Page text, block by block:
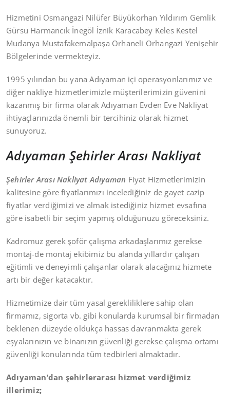
Hizmetini Osmangazi Nilüfer Büyükorhan Yıldırım Gemlik
Gürsu Harmancık İnegöl İznik Karacabey Keles Kestel
Mudanya Mustafakemalpaşa Orhaneli Orhangazi Yenişehir
Bölgelerinde vermekteyiz.
1995 yılından bu yana Adıyaman içi operasyonlarımız ve
diğer nakliye hizmetlerimizle müşterilerimizin güvenini
kazanmış bir firma olarak Adıyaman Evden Eve Nakliyat
ihtiyaçlarınızda önemli bir tercihiniz olarak hizmet
sunuyoruz.
Adıyaman Şehirler Arası Nakliyat
Şehirler Arası Nakliyat Adıyaman Fiyat Hizmetlerimizin
kalitesine göre fiyatlarımızı incelediğiniz de gayet cazip
fiyatlar verdiğimizi ve almak istediğiniz hizmet evsafına
göre isabetli bir seçim yapmış olduğunuzu göreceksiniz.
Kadromuz gerek şoför çalışma arkadaşlarımız gerekse
montaj-de montaj ekibimiz bu alanda yıllardır çalışan
eğitimli ve deneyimli çalışanlar olarak alacağınız hizmete
artı bir değer katacaktır.
Hizmetimize dair tüm yasal gerekliliklere sahip olan
firmamız, sigorta vb. gibi konularda kurumsal bir firmadan
beklenen düzeyde oldukça hassas davranmakta gerek
eşyalarınızın ve binanızın güvenliği gerekse çalışma ortamı
güvenliği konularında tüm tedbirleri almaktadır.
Adıyaman’dan şehirlerarası hizmet verdiğimiz
illerimiz;